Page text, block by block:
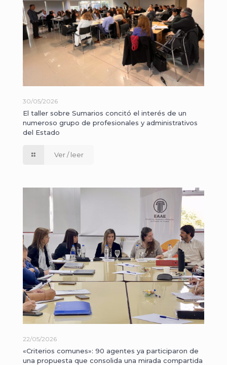
30/05/2026
El taller sobre Sumarios concitó el interés de un
numeroso grupo de profesionales y administrativos
del Estado
Ver / leer
22/05/2026
«Criterios comunes»: 90 agentes ya participaron de
una propuesta que consolida una mirada compartida